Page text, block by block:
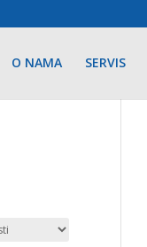
O NAMA SERVIS